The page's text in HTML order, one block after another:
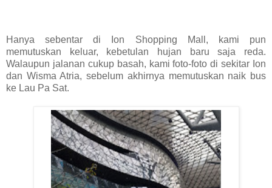
Hanya sebentar di Ion Shopping Mall, kami pun
memutuskan keluar, kebetulan hujan baru saja reda.
Walaupun jalanan cukup basah, kami foto-foto di sekitar Ion
dan Wisma Atria, sebelum akhirnya memutuskan naik bus
ke Lau Pa Sat.